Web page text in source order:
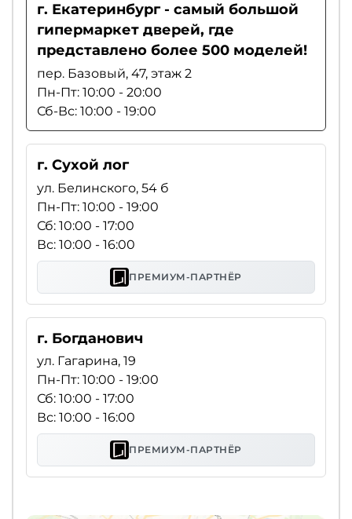
г. Екатеринбург - самый большой
гипермаркет дверей, где
представлено более 500 моделей!
пер. Базовый, 47, этаж 2
Пн-Пт: 10:00 - 20:00
Сб-Вс: 10:00 - 19:00
г. Сухой лог
ул. Белинского, 54 б
Пн-Пт: 10:00 - 19:00
Сб: 10:00 - 17:00
Вс: 10:00 - 16:00
ПРЕМИУМ-ПАРТНЁР
г. Богданович
ул. Гагарина, 19
Пн-Пт: 10:00 - 19:00
Сб: 10:00 - 17:00
Вс: 10:00 - 16:00
ПРЕМИУМ-ПАРТНЁР